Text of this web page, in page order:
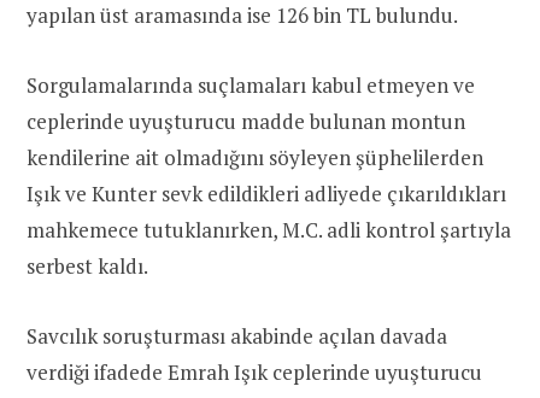
yapılan üst aramasında ise 126 bin TL bulundu.
Sorgulamalarında suçlamaları kabul etmeyen ve
ceplerinde uyuşturucu madde bulunan montun
kendilerine ait olmadığını söyleyen şüphelilerden
Işık ve Kunter sevk edildikleri adliyede çıkarıldıkları
mahkemece tutuklanırken, M.C. adli kontrol şartıyla
serbest kaldı.
Savcılık soruşturması akabinde açılan davada
verdiği ifadede Emrah Işık ceplerinde uyuşturucu